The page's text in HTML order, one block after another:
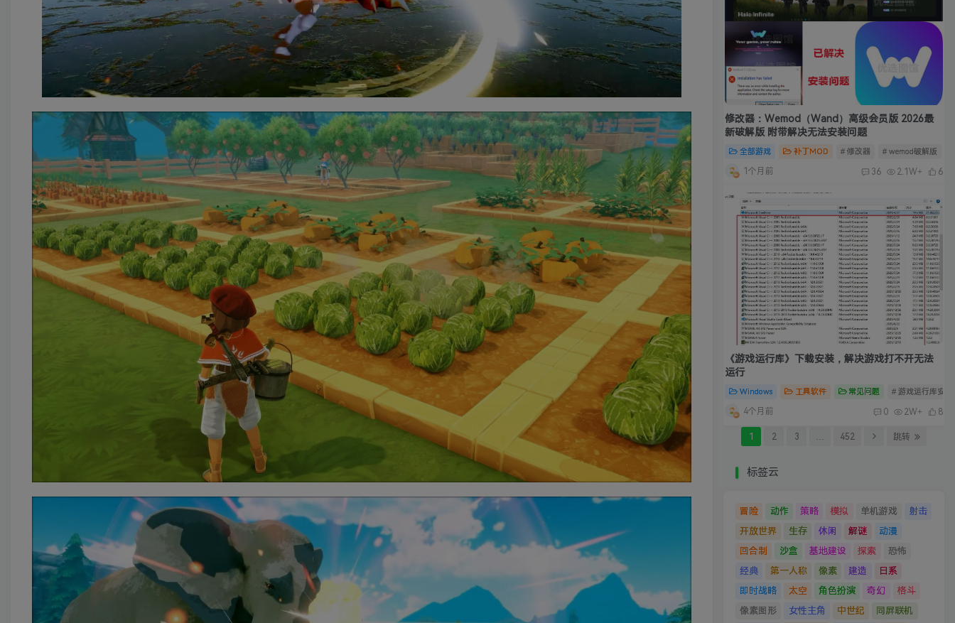
修改器：Wemod（Wand）高级会员版 2026最
新破解版 附带解决无法安装问题
全部游戏 补丁MOD # 修改器 # wemod破解版
1个月前 36 2.1W+ 6
《游戏运行库》下载安装，解决游戏打不开无法
运行
Windows 工具软件 常见问题 # 游戏运行库安装
4个月前 0 2W+ 8
1 2 3 … 452 跳转
标签云
冒险 动作 策略 模拟 单机游戏
射击
开放世界
生存 休闲 解谜
动漫
回合制
沙盒 基地建设 探索
恐怖
经典
第一人称 像素 建造
日系
即时战略
太空 角色扮演 奇幻
格斗
像素图形
女性主角 中世纪 同屏联机